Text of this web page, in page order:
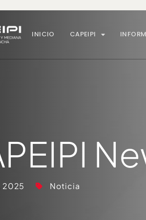
INICIO CAPEIPI
2025 Noticia